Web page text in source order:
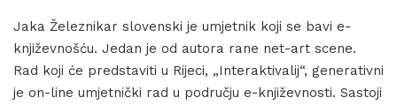
Jaka Železnikar slovenski je umjetnik koji se bavi e-
književnošću. Jedan je od autora rane net-art scene.
Rad koji će predstaviti u Rijeci, „Interaktivalij“, generativni
je on-line umjetnički rad u području e-književnosti. Sastoji